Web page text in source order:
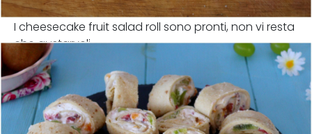
I cheesecake fruit salad roll sono pronti, non vi resta
che gustarveli.